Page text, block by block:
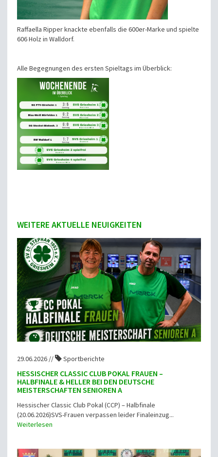
Raffaella Ripper knackte ebenfalls die 600er-Marke und spielte
606 Holz in Walldorf.
Alle Begegnungen des ersten Spieltags im Überblick:
WEITERE AKTUELLE NEUIGKEITEN
29.06.2026 // Sportberichte
HESSISCHER CLASSIC CLUB POKAL FRAUEN –
HALBFINALE & HELLER BEI DEN DEUTSCHE
MEISTERSCHAFTEN SENIOREN A
Hessischer Classic Club Pokal (CCP) – Halbfinale
(20.06.2026)SVS-Frauen verpassen leider Finaleinzug...
Weiterlesen